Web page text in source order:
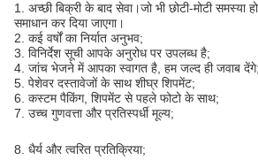
1. अच्छी बिक्री के बाद सेवा।जो भी छोटी-मोटी समस्या
समाधान कर दिया जाएगा।
2. कई वर्षों का निर्यात अनुभव;
3. विनिर्देश सूची आपके अनुरोध पर उपलब्ध है;
4. जांच भेजने में आपका स्वागत है, हम जल्द ही जवाब देंगे;
5. पेशेवर दस्तावेजों के साथ शीघ्र शिपमेंट;
6. कस्टम पैकिंग, शिपमेंट से पहले फोटो के साथ;
7. उच्च गुणवत्ता और प्रतिस्पर्धी मूल्य;
8. धैर्य और त्वरित प्रतिक्रिया;